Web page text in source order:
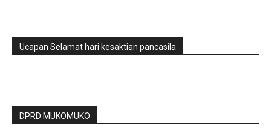
Ucapan Selamat hari kesaktian pancasila
DPRD MUKOMUKO